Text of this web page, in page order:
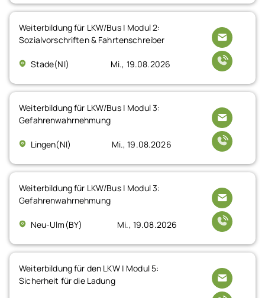
Weiterbildung für LKW/Bus | Modul 2:
Sozialvorschriften & Fahrtenschreiber
Stade(NI) Mi., 19.08.2026
Weiterbildung für LKW/Bus | Modul 3:
Gefahrenwahrnehmung
Lingen(NI) Mi., 19.08.2026
Weiterbildung für LKW/Bus | Modul 3:
Gefahrenwahrnehmung
Neu-Ulm(BY) Mi., 19.08.2026
Weiterbildung für den LKW | Modul 5:
Sicherheit für die Ladung